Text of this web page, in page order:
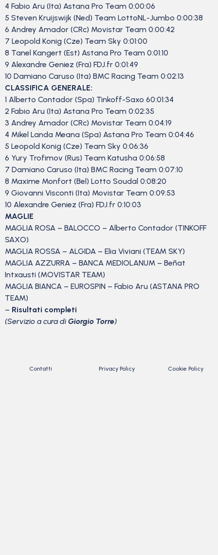
4 Fabio Aru (Ita) Astana Pro Team 0:00:06
5 Steven Kruijswijk (Ned) Team LottoNL-Jumbo 0:00:38
6 Andrey Amador (CRc) Movistar Team 0:00:42
7 Leopold Konig (Cze) Team Sky 0:01:00
8 Tanel Kangert (Est) Astana Pro Team 0:01:10
9 Alexandre Geniez (Fra) FDJ.fr 0:01:49
10 Damiano Caruso (Ita) BMC Racing Team 0:02:13
CLASSIFICA GENERALE:
1 Alberto Contador (Spa) Tinkoff-Saxo 60:01:34
2 Fabio Aru (Ita) Astana Pro Team 0:02:35
3 Andrey Amador (CRc) Movistar Team 0:04:19
4 Mikel Landa Meana (Spa) Astana Pro Team 0:04:46
5 Leopold Konig (Cze) Team Sky 0:06:36
6 Yury Trofimov (Rus) Team Katusha 0:06:58
7 Damiano Caruso (Ita) BMC Racing Team 0:07:10
8 Maxime Monfort (Bel) Lotto Soudal 0:08:20
9 Giovanni Visconti (Ita) Movistar Team 0:09:53
10 Alexandre Geniez (Fra) FDJ.fr 0:10:03
MAGLIE
MAGLIA ROSA – BALOCCO – Alberto Contador (TINKOFF
SAXO)
MAGLIA ROSSA – ALGIDA – Elia Viviani (TEAM SKY)
MAGLIA AZZURRA – BANCA MEDIOLANUM – Beñat
Intxausti (MOVISTAR TEAM)
MAGLIA BIANCA – EUROSPIN – Fabio Aru (ASTANA PRO
TEAM)
– Risultati completi
(Servizio a cura di Giorgio Torre)
Contatti Privacy Policy Cookie Policy